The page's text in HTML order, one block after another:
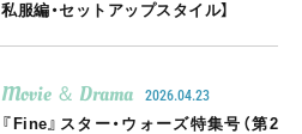
私服編・セットアップスタイル】
Movie ＆ Drama 2026.04.23
『Fine』スター・ウォーズ特集号（第2